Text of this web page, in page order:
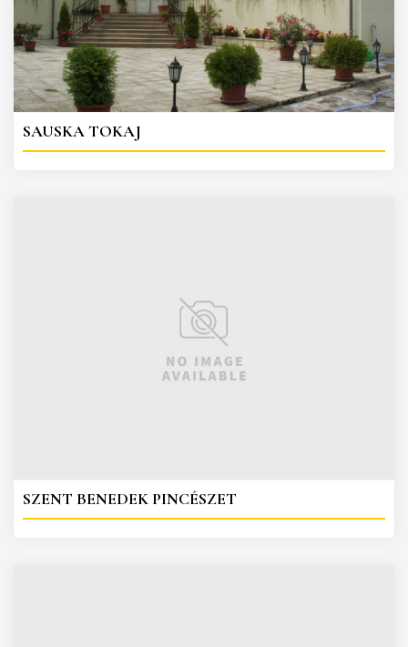
SAUSKA TOKAJ
SZENT BENEDEK PINCÉSZET